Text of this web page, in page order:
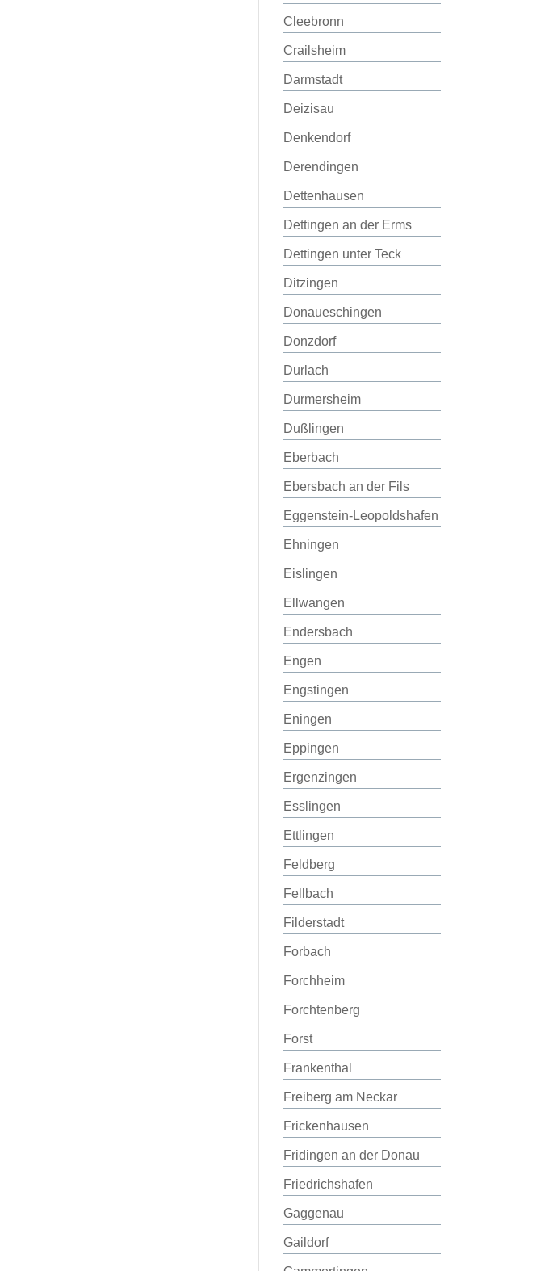
Cleebronn
Crailsheim
Darmstadt
Deizisau
Denkendorf
Derendingen
Dettenhausen
Dettingen an der Erms
Dettingen unter Teck
Ditzingen
Donaueschingen
Donzdorf
Durlach
Durmersheim
Dußlingen
Eberbach
Ebersbach an der Fils
Eggenstein-Leopoldshafen
Ehningen
Eislingen
Ellwangen
Endersbach
Engen
Engstingen
Eningen
Eppingen
Ergenzingen
Esslingen
Ettlingen
Feldberg
Fellbach
Filderstadt
Forbach
Forchheim
Forchtenberg
Forst
Frankenthal
Freiberg am Neckar
Frickenhausen
Fridingen an der Donau
Friedrichshafen
Gaggenau
Gaildorf